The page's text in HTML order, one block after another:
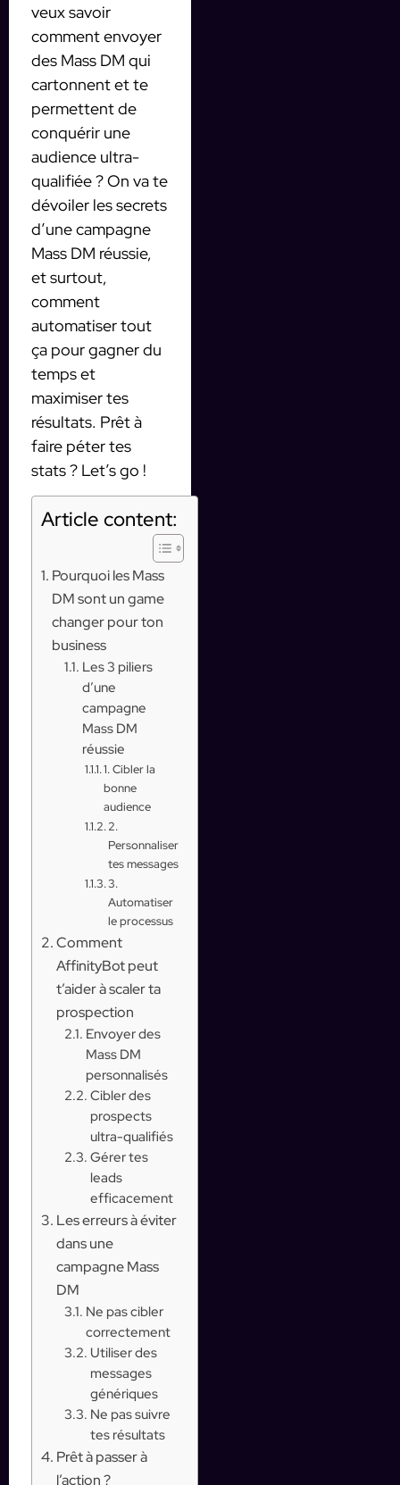
veux savoir
comment envoyer
des Mass DM qui
cartonnent et te
permettent de
conquérir une
audience ultra-
qualifiée ? On va te
dévoiler les secrets
d’une campagne
Mass DM réussie,
et surtout,
comment
automatiser tout
ça pour gagner du
temps et
maximiser tes
résultats. Prêt à
faire péter tes
stats ? Let’s go !
Article content:
Pourquoi les Mass
DM sont un game
changer pour ton
business
Les 3 piliers
d’une
campagne
Mass DM
réussie
1. Cibler la
bonne
audience
2.
Personnaliser
tes messages
3.
Automatiser
le processus
Comment
AffinityBot peut
t’aider à scaler ta
prospection
Envoyer des
Mass DM
personnalisés
Cibler des
prospects
ultra-qualifiés
Gérer tes
leads
efficacement
Les erreurs à éviter
dans une
campagne Mass
DM
Ne pas cibler
correctement
Utiliser des
messages
génériques
Ne pas suivre
tes résultats
Prêt à passer à
l’action ?